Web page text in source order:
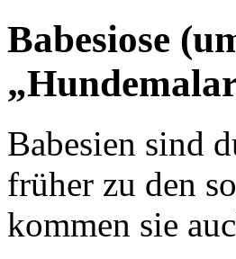
Babesiose
Babesien sind
früher zu den
kommen sie